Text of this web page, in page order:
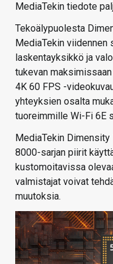
MediaTekin tiedote
Tekoälypuolesta
MediaTekin viidennen
laskentayksikkö ja
tukevan
4K 60 FPS -
yhteyksien osalta
tuoreimmille Wi-Fi 6E
MediaTekin Dimensity
8000-sarjan piirit
kustomoitavissa
valmistajat voivat
muutoksia.